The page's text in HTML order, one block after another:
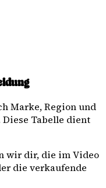
Marke, Region und
Tabelle dient
wir dir, die im Video
die verkaufende